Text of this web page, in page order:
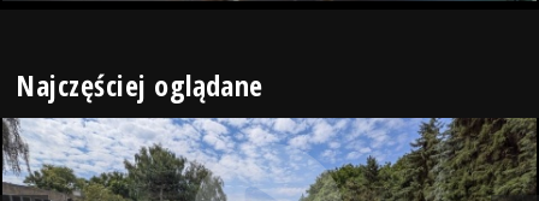
Najczęściej oglądane